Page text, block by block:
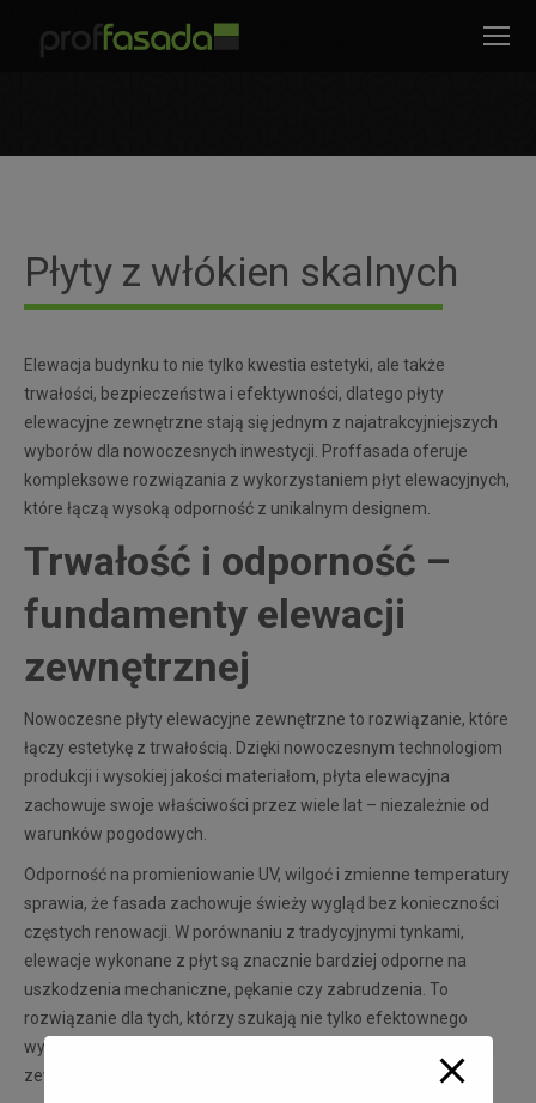
Płyty z włókien skalnych
Elewacja budynku to nie tylko kwestia estetyki, ale także
trwałości, bezpieczeństwa i efektywności, dlatego płyty
elewacyjne zewnętrzne stają się jednym z najatrakcyjniejszych
wyborów dla nowoczesnych inwestycji. Proffasada oferuje
kompleksowe rozwiązania z wykorzystaniem płyt elewacyjnych,
które łączą wysoką odporność z unikalnym designem.
Trwałość i odporność –
fundamenty elewacji
zewnętrznej
Nowoczesne płyty elewacyjne zewnętrzne to rozwiązanie, które
łączy estetykę z trwałością. Dzięki nowoczesnym technologiom
produkcji i wysokiej jakości materiałom, płyta elewacyjna
zachowuje swoje właściwości przez wiele lat – niezależnie od
warunków pogodowych.
Odporność na promieniowanie UV, wilgoć i zmienne temperatury
sprawia, że fasada zachowuje świeży wygląd bez konieczności
częstych renowacji. W porównaniu z tradycyjnymi tynkami,
elewacje wykonane z płyt są znacznie bardziej odporne na
uszkodzenia mechaniczne, pękanie czy zabrudzenia. To
rozwiązanie dla tych, którzy szukają nie tylko efektownego
wyglądu, ale także solidnej ochrony budynku przed czynnikami
zewnętrznymi.